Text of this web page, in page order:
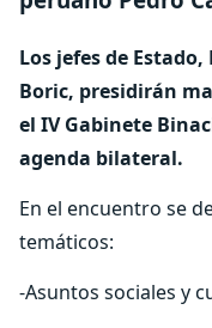
Los jefes de
Boric, presidirán
el IV Gabinete
agenda bilateral.
En el encuentro se
temáticos:
-Asuntos sociales y